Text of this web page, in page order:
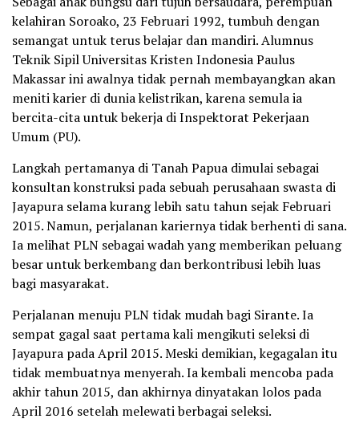
kelahiran Soroako, 23 Februari 1992, tumbuh dengan
semangat untuk terus belajar dan mandiri. Alumnus
Teknik Sipil Universitas Kristen Indonesia Paulus
Makassar ini awalnya tidak pernah membayangkan akan
meniti karier di dunia kelistrikan, karena semula ia
bercita-cita untuk bekerja di Inspektorat Pekerjaan
Umum (PU).
Langkah pertamanya di Tanah Papua dimulai sebagai
konsultan konstruksi pada sebuah perusahaan swasta di
Jayapura selama kurang lebih satu tahun sejak Februari
2015. Namun, perjalanan kariernya tidak berhenti di sana.
Ia melihat PLN sebagai wadah yang memberikan peluang
besar untuk berkembang dan berkontribusi lebih luas
bagi masyarakat.
Perjalanan menuju PLN tidak mudah bagi Sirante. Ia
sempat gagal saat pertama kali mengikuti seleksi di
Jayapura pada April 2015. Meski demikian, kegagalan itu
tidak membuatnya menyerah. Ia kembali mencoba pada
akhir tahun 2015, dan akhirnya dinyatakan lolos pada
April 2016 setelah melewati berbagai seleksi.